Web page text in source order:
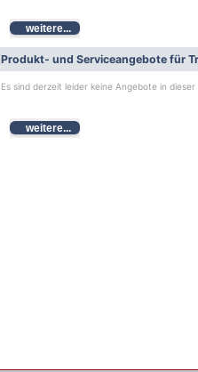
weitere...
Produkt- und Serviceangebote für
Es sind derzeit leider keine Angebote in
weitere...